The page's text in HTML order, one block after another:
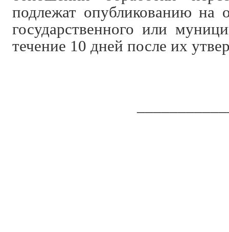
подлежат опубликованию на
государственного или
течение 10 дней после их